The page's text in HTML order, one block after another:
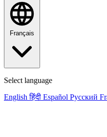
Français
Select language
English हिंदी Español Русский